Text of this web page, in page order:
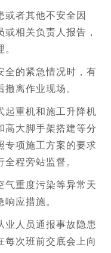
或者其他不安全因
相关负责人报告，
全的紧急情况时，有
离作业现场。
起重机和施工升降机
高大脚手架搭建等分
专项施工方案的要求
程旁站监督。
气重度污染等异常天
应措施。
业人员通报事故隐患
次班前交底会上向